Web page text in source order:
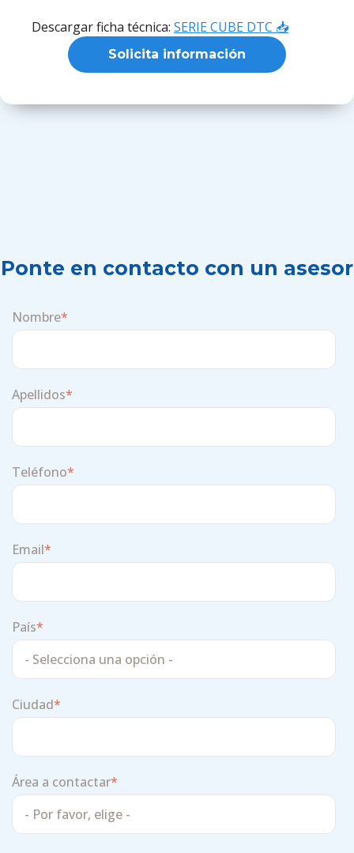
Descargar ficha técnica: SERIE CUBE DTC 📥
Solicita información
Ponte en contacto con un asesor
Nombre*
Apellidos*
Teléfono*
Email*
País*
Ciudad*
Área a contactar*